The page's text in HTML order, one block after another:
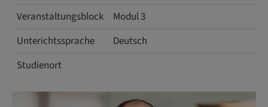
Veranstaltungsblock
Modul 3
Unterichtssprache
Deutsch
Studienort